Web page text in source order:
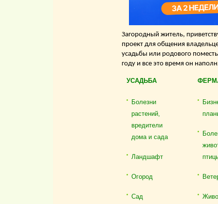
Загородный житель,
проект для общения
усадьбы или родового
году и все это время он
УСАДЬБА
Болезни
растений,
вредители
дома и сада
Ландшафт
Огород
Сад